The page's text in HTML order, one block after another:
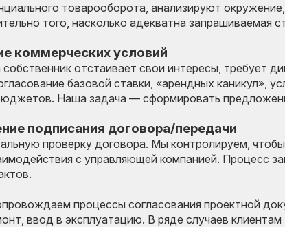
товарооборота, анализируют
того, насколько адекватна запрашиваемая
коммерческих условий
отстаивает свои интересы, требует
базовой ставки, «арендных каникул»,
Наша задача — сформировать
подписания договора/передачи
проверку договора. Мы контролируем,
с управляющей компанией. Процесс
процессы согласования проектной
ввод в эксплуатацию. В ряде случаев